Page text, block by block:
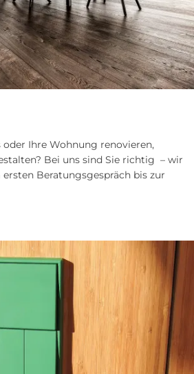
Ihre Wohnung renovieren,
Bei uns sind Sie richtig – wir
Beratungsgespräch bis zur